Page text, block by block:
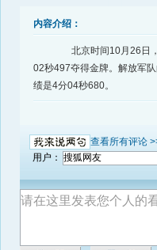
内容介绍：
北京时间10月26日，
02秒497夺得金牌。解放军
绩是4分04秒680。
查看所有评论
用户：